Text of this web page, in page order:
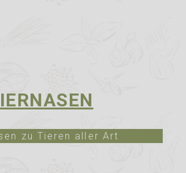
zu Tieren aller Art